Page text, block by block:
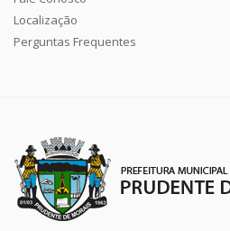
Localização
Perguntas Frequentes